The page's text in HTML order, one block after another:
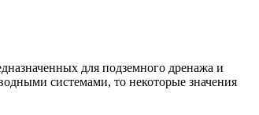
для подземного дренажа и
системами, то некоторые значения